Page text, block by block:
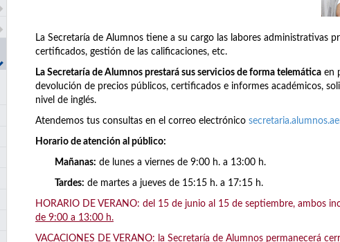
La Secretaría de Alumnos tiene a su cargo las labores administrativas
certificados, gestión de las calificaciones, etc.
La Secretaría de Alumnos prestará sus servicios de forma telemática en
devolución de precios públicos, certificados e informes académicos,
nivel de inglés.
Atendemos tus consultas en el correo electrónico
Horario de atención al público:
Mañanas: de lunes a viernes de 9:00 h. a 13:00 h.
Tardes: de martes a jueves de 15:15 h. a 17:15 h.
HORARIO DE VERANO: del 15 de junio al 15 de septiembre, ambos
de 9:00 a 13:00 h.
VACACIONES DE VERANO: la Secretaría de Alumnos permanecerá